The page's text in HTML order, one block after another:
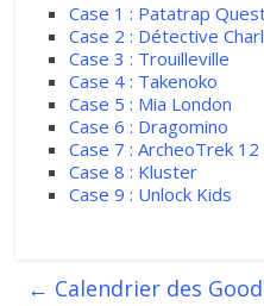
Case 1 : Patatrap
Case 2 : Détective
Case 3 : Trouilleville
Case 4 : Takenoko
Case 5 : Mia London
Case 6 : Dragomino
Case 7 : ArcheoTrek 12
Case 8 : Kluster
Case 9 : Unlock Kids
← Calendrier des